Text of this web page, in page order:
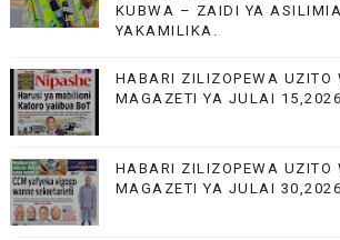
KUBWA – ZAIDI YA
YAKAMILIKA.
HABARI ZILIZOPEWA UZITO
MAGAZETI YA JULAI 15,2026
HABARI ZILIZOPEWA UZITO
MAGAZETI YA JULAI 30,2026